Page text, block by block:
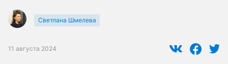
Светлана Шмелева
11 августа 2024